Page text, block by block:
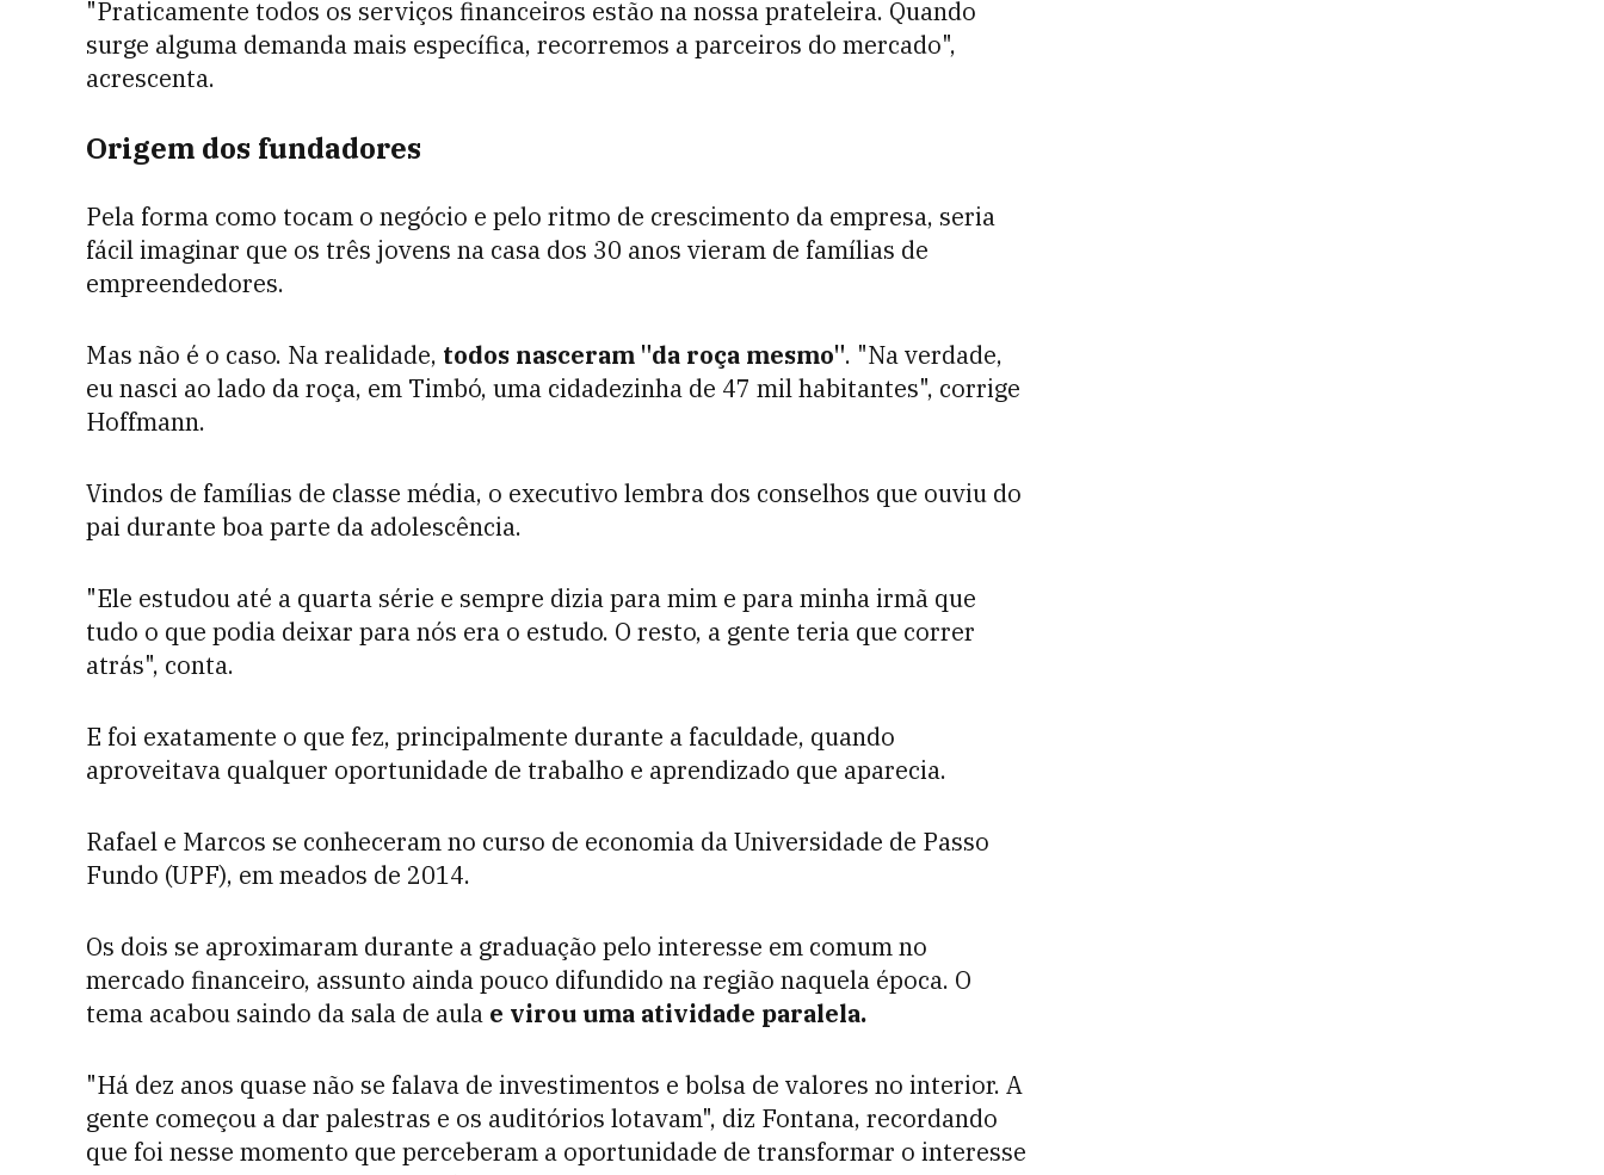
"Praticamente todos os serviços financeiros estão na nossa prateleira. Quando
surge alguma demanda mais específica, recorremos a parceiros do mercado",
acrescenta.
Origem dos fundadores
Pela forma como tocam o negócio e pelo ritmo de crescimento da empresa, seria
fácil imaginar que os três jovens na casa dos 30 anos vieram de famílias de
empreendedores.
Mas não é o caso. Na realidade, todos nasceram "da roça mesmo". "Na verdade,
eu nasci ao lado da roça, em Timbó, uma cidadezinha de 47 mil habitantes", corrige
Hoffmann.
Vindos de famílias de classe média, o executivo lembra dos conselhos que ouviu do
pai durante boa parte da adolescência.
"Ele estudou até a quarta série e sempre dizia para mim e para minha irmã que
tudo o que podia deixar para nós era o estudo. O resto, a gente teria que correr
atrás", conta.
E foi exatamente o que fez, principalmente durante a faculdade, quando
aproveitava qualquer oportunidade de trabalho e aprendizado que aparecia.
Rafael e Marcos se conheceram no curso de economia da Universidade de Passo
Fundo (UPF), em meados de 2014.
Os dois se aproximaram durante a graduação pelo interesse em comum no
mercado financeiro, assunto ainda pouco difundido na região naquela época. O
tema acabou saindo da sala de aula e virou uma atividade paralela.
"Há dez anos quase não se falava de investimentos e bolsa de valores no interior. A
gente começou a dar palestras e os auditórios lotavam", diz Fontana, recordando
que foi nesse momento que perceberam a oportunidade de transformar o interesse